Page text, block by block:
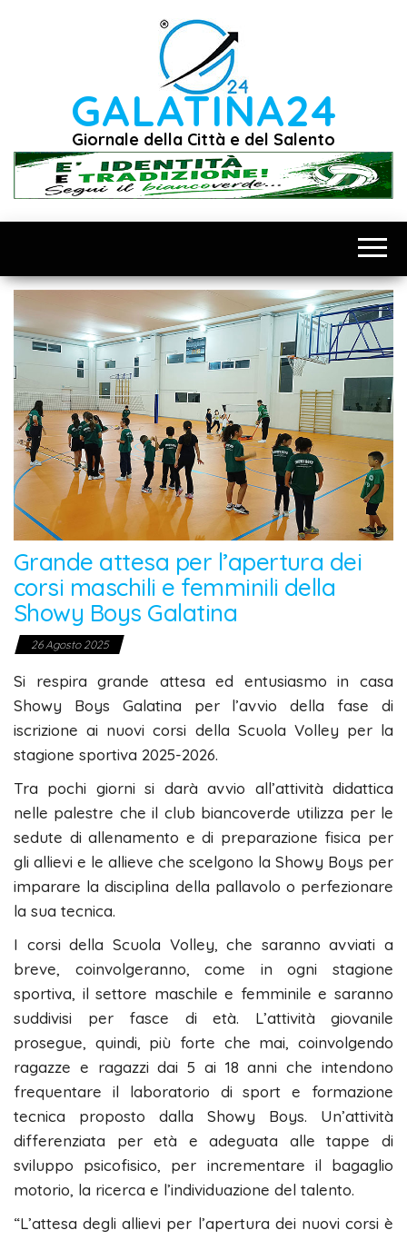
GALATINA24
Giornale della Città e del Salento
Grande attesa per l’apertura dei
corsi maschili e femminili della
Showy Boys Galatina
26 Agosto 2025
Si respira grande attesa ed entusiasmo in casa
Showy Boys Galatina per l’avvio della fase di
iscrizione ai nuovi corsi della Scuola Volley per la
stagione sportiva 2025-2026.
Tra pochi giorni si darà avvio all’attività didattica
nelle palestre che il club biancoverde utilizza per le
sedute di allenamento e di preparazione fisica per
gli allievi e le allieve che scelgono la Showy Boys per
imparare la disciplina della pallavolo o perfezionare
la sua tecnica.
I corsi della Scuola Volley, che saranno avviati a
breve, coinvolgeranno, come in ogni stagione
sportiva, il settore maschile e femminile e saranno
suddivisi per fasce di età. L’attività giovanile
prosegue, quindi, più forte che mai, coinvolgendo
ragazze e ragazzi dai 5 ai 18 anni che intendono
frequentare il laboratorio di sport e formazione
tecnica proposto dalla Showy Boys. Un’attività
differenziata per età e adeguata alle tappe di
sviluppo psicofisico, per incrementare il bagaglio
motorio, la ricerca e l’individuazione del talento.
“L’attesa degli allievi per l’apertura dei nuovi corsi è